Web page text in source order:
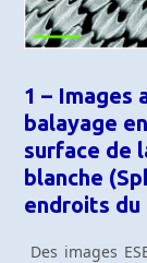
1 – Images
balayage
surface de
blanche
endroits du
Des images